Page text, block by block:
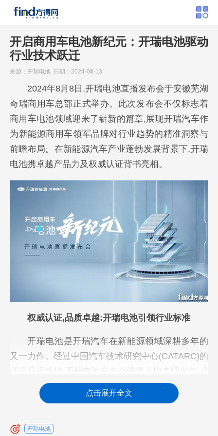
开启商用车电池新纪元：开瑞电池驱动
行业技术跃迁
来源：开瑞电池 日期：2024-08-13
2024年8月8日,开瑞电池直播发布会于安徽芜湖
奇瑞商用车总部正式举办。此次发布会不仅标志着
商用车电池领域迎来了崭新的篇章,展现开瑞汽车作
为新能源商用车领军品牌对行业趋势的精准洞察与
前瞻布局。在新能源汽车产业蓬勃发展背景下,开瑞
电池携卓越产品力及权威认证背书亮相。
权威认证,品质卓越:开瑞电池引领行业标准
开瑞电池是开瑞汽车在新能源领域深耕多年的
又一力作。经过中国汽车技术研究中心(CATARC)的
顶级品质挑战,开瑞电池在多个维度上均表现出色,成
功获得相关权威证书。
业影响力的独立第三方汽车产品检测及技术服务能
点击展开全文
开瑞电池